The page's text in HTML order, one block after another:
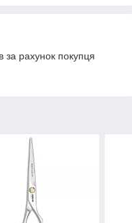
за рахунок покупця